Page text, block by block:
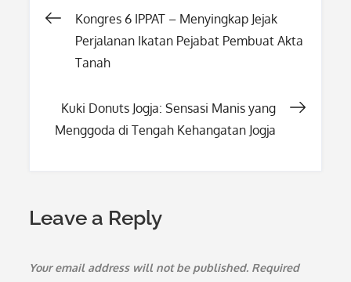
Post
navigation
Kongres 6 IPPAT – Menyingkap Jejak
Perjalanan Ikatan Pejabat Pembuat Akta
Tanah
Kuki Donuts Jogja: Sensasi Manis yang
Menggoda di Tengah Kehangatan Jogja
Leave a Reply
Your email address will not be published. Required